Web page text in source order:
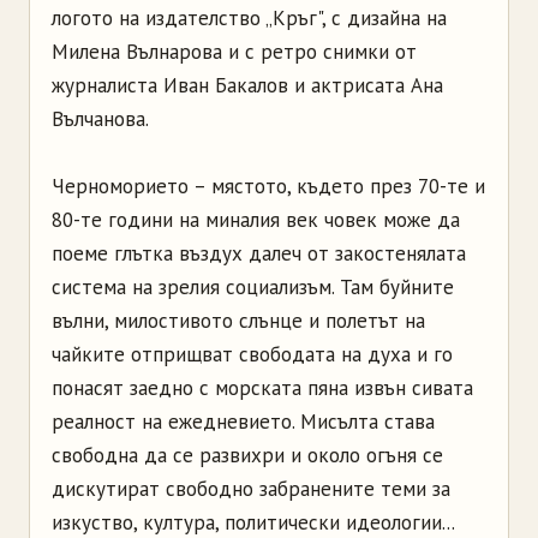
логото на издателство „Кръг", с дизайна на
Милена Вълнарова и с ретро снимки от
журналиста Иван Бакалов и актрисата Ана
Вълчанова.
Черноморието – мястото, където през 70-те и
80-те години на миналия век човек може да
поеме глътка въздух далеч от закостенялата
система на зрелия социализъм. Там буйните
вълни, милостивото слънце и полетът на
чайките отприщват свободата на духа и го
понасят заедно с морската пяна извън сивата
реалност на ежедневието. Мисълта става
свободна да се развихри и около огъня се
дискутират свободно забранените теми за
изкуство, култура, политически идеологии...